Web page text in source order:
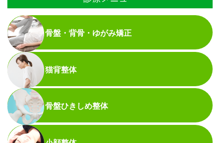
骨盤・背骨・ゆがみ矯正
猫背整体
骨盤ひきしめ整体